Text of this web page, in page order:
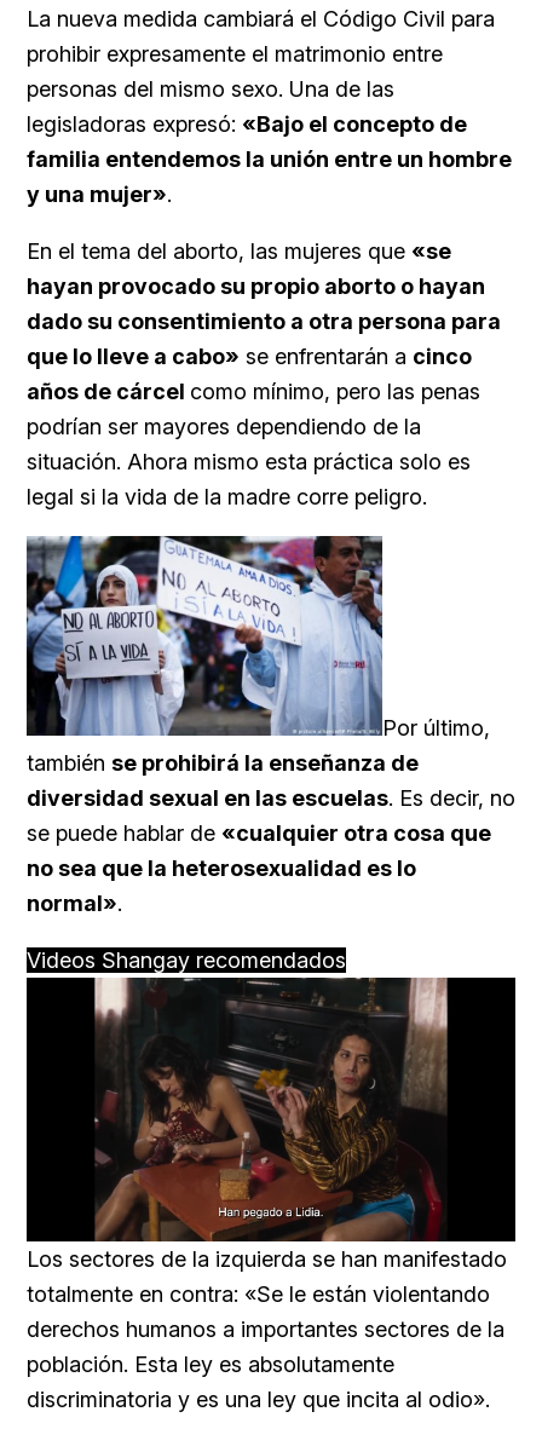
La nueva medida cambiará el Código Civil para
prohibir expresamente el matrimonio entre
personas del mismo sexo. Una de las
legisladoras expresó: «Bajo el concepto de
familia entendemos la unión entre un hombre
y una mujer».
En el tema del aborto, las mujeres que «se
hayan provocado su propio aborto o hayan
dado su consentimiento a otra persona para
que lo lleve a cabo» se enfrentarán a cinco
años de cárcel como mínimo, pero las penas
podrían ser mayores dependiendo de la
situación. Ahora mismo esta práctica solo es
legal si la vida de la madre corre peligro.
Por último,
también se prohibirá la enseñanza de
diversidad sexual en las escuelas. Es decir, no
se puede hablar de «cualquier otra cosa que
no sea que la heterosexualidad es lo
normal».
Videos Shangay recomendados
Unmute Loaded:
57.99%
Los sectores de la izquierda se han manifestado
totalmente en contra: «Se le están violentando
derechos humanos a importantes sectores de la
población. Esta ley es absolutamente
discriminatoria y es una ley que incita al odio».